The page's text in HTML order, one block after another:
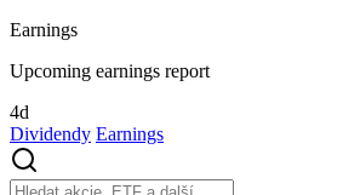
Earnings
Upcoming earnings report
4d
Dividendy Earnings